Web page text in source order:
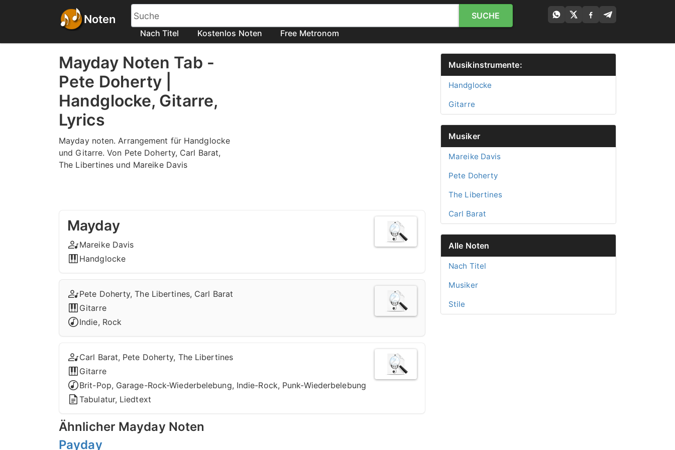
Noten
SUCHE
Nach Titel
Kostenlos Noten Free Metronom
Mayday Noten Tab -
Pete Doherty |
Handglocke, Gitarre,
Lyrics
Mayday noten. Arrangement für Handglocke
und Gitarre. Von Pete Doherty, Carl Barat,
The Libertines und Mareike Davis
Mayday
Mareike Davis
Handglocke
Pete Doherty, The Libertines, Carl Barat
Gitarre
Indie, Rock
Carl Barat, Pete Doherty, The Libertines
Gitarre
Brit-Pop, Garage-Rock-Wiederbelebung, Indie-Rock, Punk-Wiederbelebung
Tabulatur, Liedtext
Ähnlicher Mayday Noten
Payday
Musikinstrumente:
Handglocke
Gitarre
Musiker
Mareike Davis
Pete Doherty
The Libertines
Carl Barat
Alle Noten
Nach Titel
Musiker
Stile